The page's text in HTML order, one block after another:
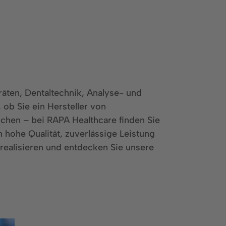
Dentaltechnik, Analyse- und
Sie ein Hersteller von
– bei RAPA Healthcare finden Sie
Qualität, zuverlässige Leistung
und entdecken Sie unsere